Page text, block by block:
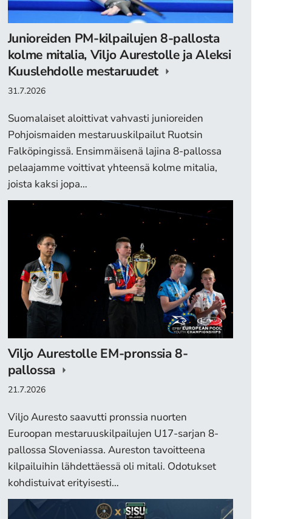
Junioreiden PM-kilpailujen 8-pallosta
kolme mitalia, Viljo Aurestolle ja Aleksi
Kuuslehdolle mestaruudet
31.7.2026
Suomalaiset aloittivat vahvasti junioreiden
Pohjoismaiden mestaruuskilpailut Ruotsin
Falköpingissä. Ensimmäisenä lajina 8-pallossa
pelaajamme voittivat yhteensä kolme mitalia,
joista kaksi jopa…
Viljo Aurestolle EM-pronssia 8-
pallossa
21.7.2026
Viljo Auresto saavutti pronssia nuorten
Euroopan mestaruuskilpailujen U17-sarjan 8-
pallossa Sloveniassa. Aureston tavoitteena
kilpailuihin lähdettäessä oli mitali. Odotukset
kohdistuivat erityisesti…